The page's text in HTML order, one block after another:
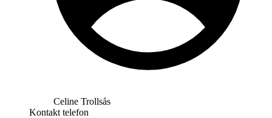
Celine Trollsås
Kontakt telefon